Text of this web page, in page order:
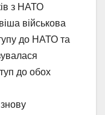
з НАТО
військова
до НАТО та
до обох